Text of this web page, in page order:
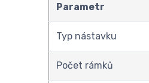
Parametr
Typ nástavku
Počet rámků